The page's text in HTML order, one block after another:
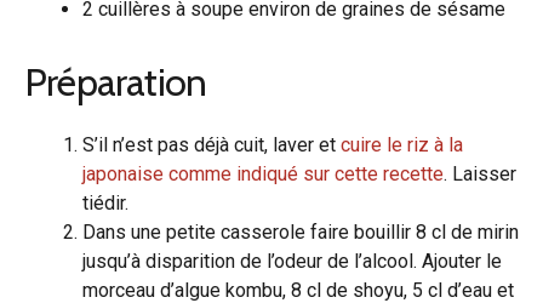
2 cuillères à soupe environ de graines de sésame
Préparation
S’il n’est pas déjà cuit, laver et cuire le riz à la
japonaise comme indiqué sur cette recette. Laisser
tiédir.
Dans une petite casserole faire bouillir 8 cl de mirin
jusqu’à disparition de l’odeur de l’alcool. Ajouter le
morceau d’algue kombu, 8 cl de shoyu, 5 cl d’eau et